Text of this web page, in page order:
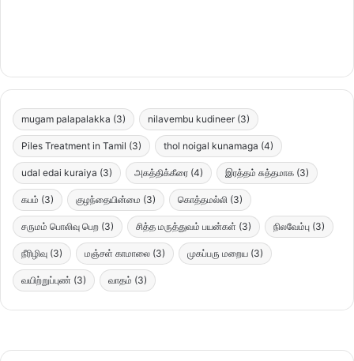
mugam palapalakka (3) nilavembu kudineer (3)
Piles Treatment in Tamil (3) thol noigal kunamaga (4)
udal edai kuraiya (3) அகத்திக்கீரை (4) இரத்தம் சுத்தமாக (3)
கபம் (3) குழந்தையின்மை (3) கொத்தமல்லி (3)
சருமம் பொலிவு பெற (3) சித்த மருத்துவம் பயன்கள் (3) நிலவேம்பு (3)
நீரிழிவு (3) மஞ்சள் காமாலை (3) முகப்பரு மறைய (3)
வயிற்றுப்புண் (3) வாதம் (3)